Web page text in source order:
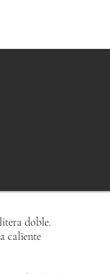
doble.
caliente